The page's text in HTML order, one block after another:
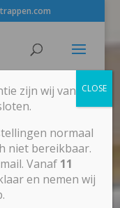
metalen
zijn wij van 17
normaal
niet bereikbaar.
Vanaf 11
en nemen wij
CLOSE